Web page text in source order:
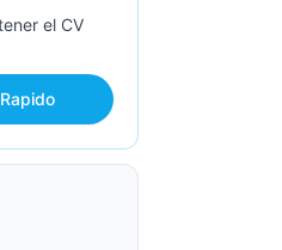
el CV